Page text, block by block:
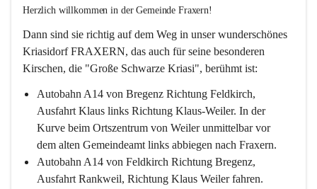
Herzlich willkommen in der Gemeinde Fraxern!
Dann sind sie richtig auf dem Weg in unser wunderschönes
Kriasidorf FRAXERN, das auch für seine besonderen
Kirschen, die "Große Schwarze Kriasi", berühmt ist:
Autobahn A14 von Bregenz Richtung Feldkirch,
Ausfahrt Klaus links Richtung Klaus-Weiler. In der
Kurve beim Ortszentrum von Weiler unmittelbar vor
dem alten Gemeindeamt links abbiegen nach Fraxern.
Autobahn A14 von Feldkirch Richtung Bregenz,
Ausfahrt Rankweil, Richtung Klaus Weiler fahren.